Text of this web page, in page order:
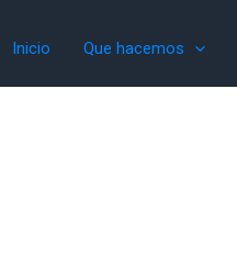
Inicio Que hacemos